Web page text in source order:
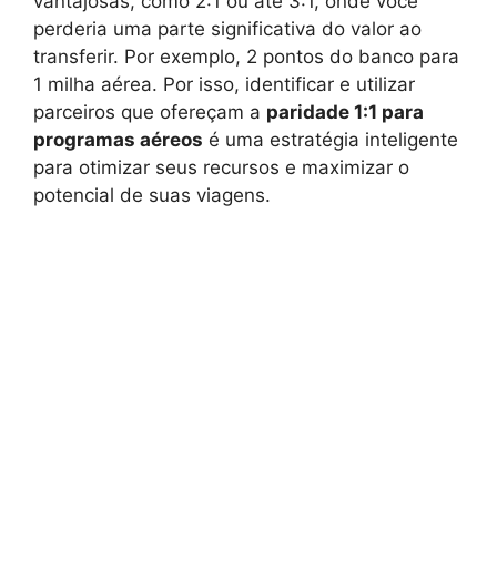
perderia uma parte significativa do valor ao
transferir. Por exemplo, 2 pontos do banco para
1 milha aérea. Por isso, identificar e utilizar
parceiros que ofereçam a paridade 1:1 para
programas aéreos é uma estratégia inteligente
para otimizar seus recursos e maximizar o
potencial de suas viagens.